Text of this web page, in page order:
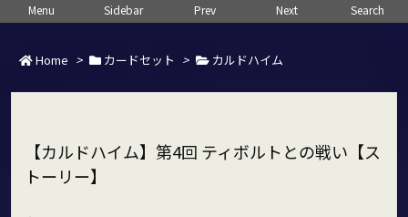
Menu Sidebar Prev Next Search
Home > カードセット > カルドハイム
【カルドハイム】第4回 ティボルトとの戦い【ス
トーリー】